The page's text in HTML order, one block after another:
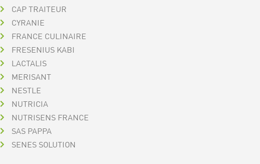
CAP TRAITEUR
CYRANIE
FRANCE CULINAIRE
FRESENIUS KABI
LACTALIS
MERISANT
NESTLE
NUTRICIA
NUTRISENS FRANCE
SAS PAPPA
SENES SOLUTION